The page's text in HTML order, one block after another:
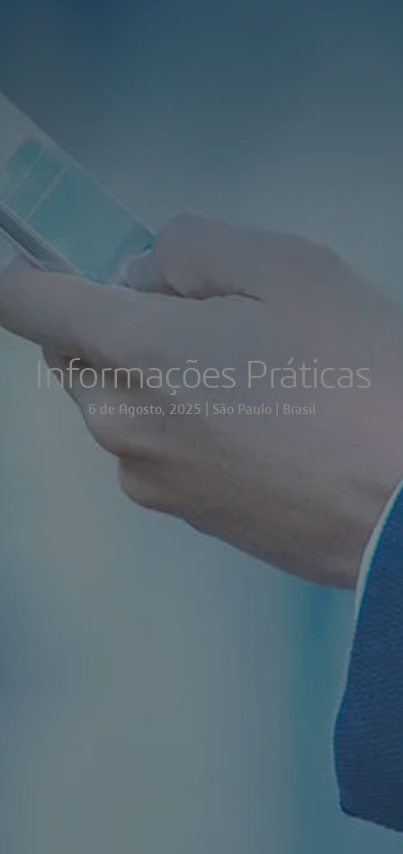
Informações Práticas
6 de Agosto, 2025 | São Paulo | Brasil